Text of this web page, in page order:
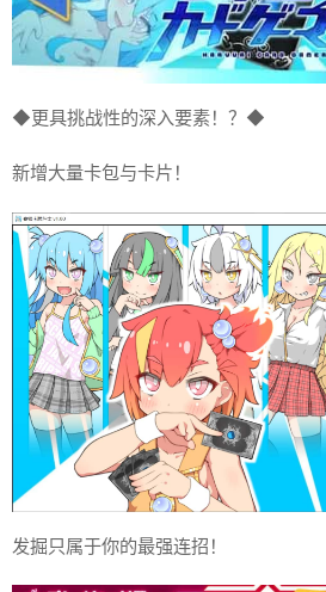
◆更具挑战性的深入要素！？◆
新增大量卡包与卡片！
发掘只属于你的最强连招！